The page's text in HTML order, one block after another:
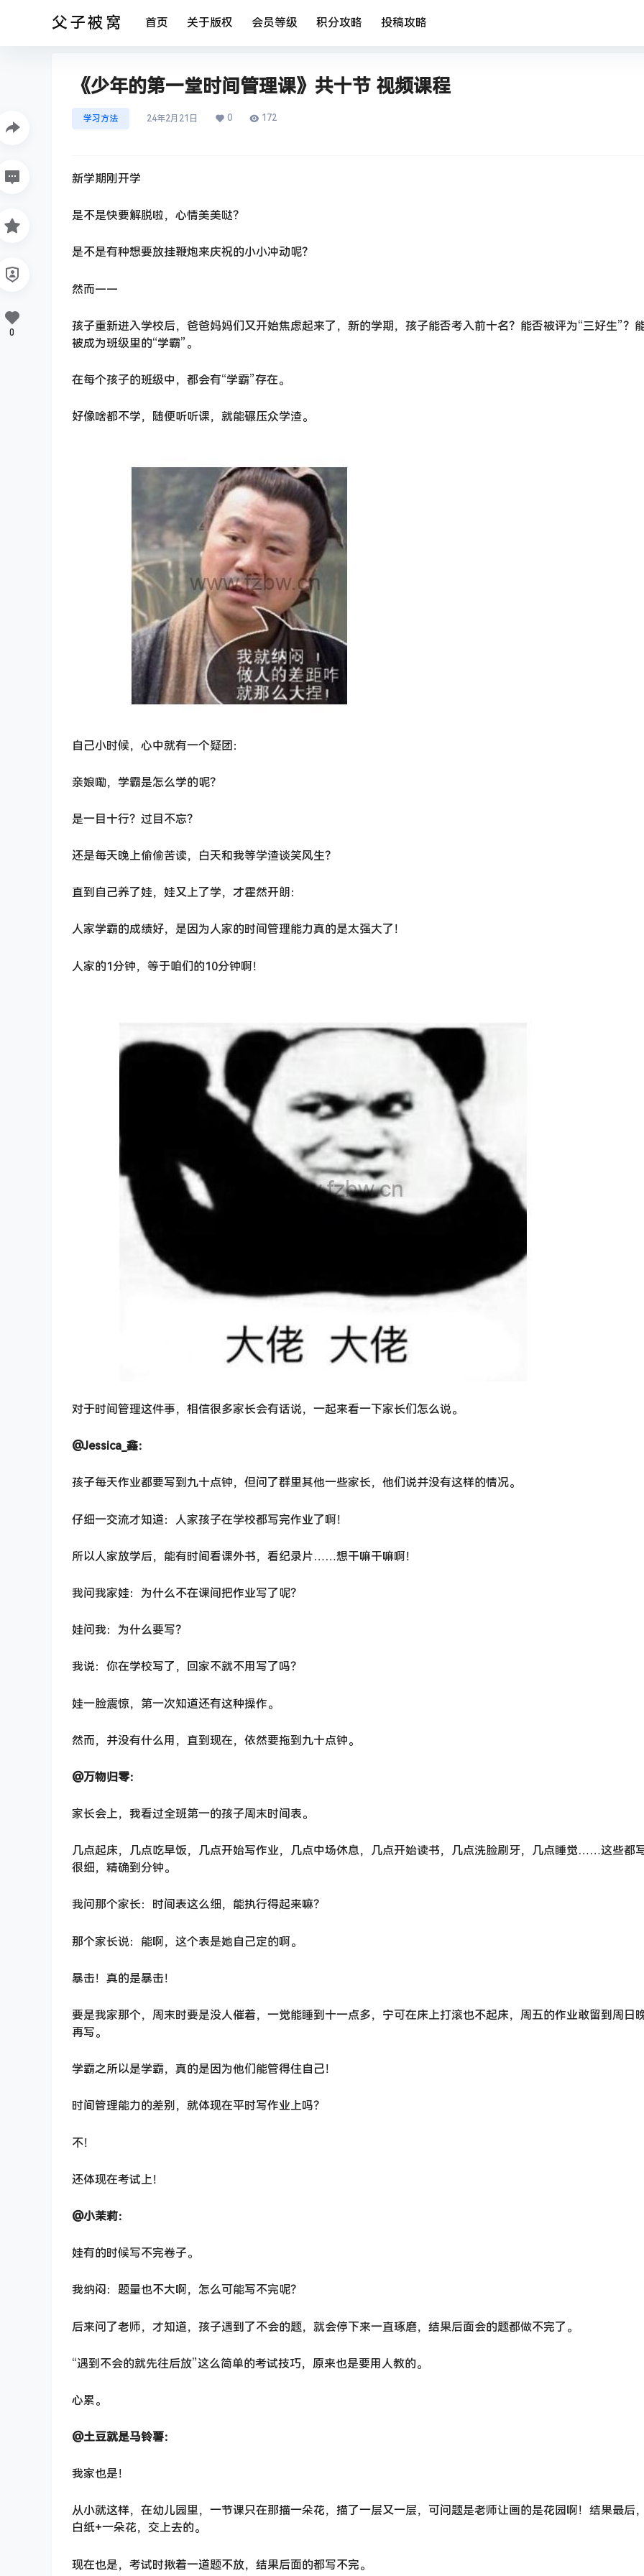
父子被窝 首页 关于版权 会员等级 积分攻略 投稿攻略
《少年的第一堂时间管理课》共十节 视频课程
学习方法 24年2月21日 0 172
新学期刚开学
是不是快要解脱啦，心情美美哒？
是不是有种想要放挂鞭炮来庆祝的小小冲动呢？
然而——
孩子重新进入学校后，爸爸妈妈们又开始焦虑起来了，新的学期，孩子能否考入前十名？能否被评为“三好生”？
被成为班级里的“学霸”。
在每个孩子的班级中，都会有“学霸”存在。
好像啥都不学，随便听听课，就能碾压众学渣。
自己小时候，心中就有一个疑团：
亲娘嘞，学霸是怎么学的呢？
是一目十行？过目不忘？
还是每天晚上偷偷苦读，白天和我等学渣谈笑风生？
直到自己养了娃，娃又上了学，才霍然开朗：
人家学霸的成绩好，是因为人家的时间管理能力真的是太强大了！
人家的1分钟，等于咱们的10分钟啊！
对于时间管理这件事，相信很多家长会有话说，一起来看一下家长们怎么说。
@Jessica_鑫：
孩子每天作业都要写到九十点钟，但问了群里其他一些家长，他们说并没有这样的情况。
仔细一交流才知道：人家孩子在学校都写完作业了啊！
所以人家放学后，能有时间看课外书，看纪录片……想干嘛干嘛啊！
我问我家娃：为什么不在课间把作业写了呢？
娃问我：为什么要写？
我说：你在学校写了，回家不就不用写了吗？
娃一脸震惊，第一次知道还有这种操作。
然而，并没有什么用，直到现在，依然要拖到九十点钟。
@万物归零：
家长会上，我看过全班第一的孩子周末时间表。
几点起床，几点吃早饭，几点开始写作业，几点中场休息，几点开始读书，几点洗脸刷牙，几点睡觉……这些都
很细，精确到分钟。
我问那个家长：时间表这么细，能执行得起来嘛？
那个家长说：能啊，这个表是她自己定的啊。
暴击！真的是暴击！
要是我家那个，周末时要是没人催着，一觉能睡到十一点多，宁可在床上打滚也不起床，周五的作业敢留到周日
再写。
学霸之所以是学霸，真的是因为他们能管得住自己！
时间管理能力的差别，就体现在平时写作业上吗？
不！
还体现在考试上！
@小茉莉：
娃有的时候写不完卷子。
我纳闷：题量也不大啊，怎么可能写不完呢？
后来问了老师，才知道，孩子遇到了不会的题，就会停下来一直琢磨，结果后面会的题都做不完了。
“遇到不会的就先往后放”这么简单的考试技巧，原来也是要用人教的。
心累。
@土豆就是马铃薯：
我家也是！
从小就这样，在幼儿园里，一节课只在那描一朵花，描了一层又一层，可问题是老师让画的是花园啊！结果最后
白纸+一朵花，交上去的。
现在也是，考试时揪着一道题不放，结果后面的都写不完。
0